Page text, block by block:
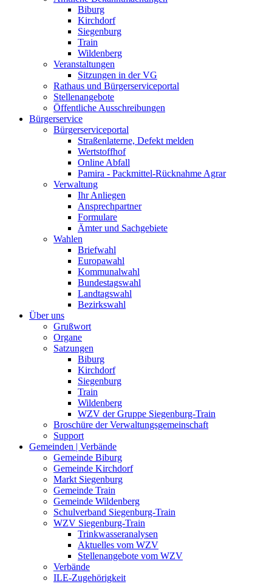
Biburg
Kirchdorf
Siegenburg
Train
Wildenberg
Veranstaltungen
Sitzungen in der VG
Rathaus und Bürgerserviceportal
Stellenangebote
Öffentliche Ausschreibungen
Bürgerservice
Bürgerserviceportal
Straßenlaterne, Defekt melden
Wertstoffhof
Online Abfall
Pamira - Packmittel-Rücknahme Agrar
Verwaltung
Ihr Anliegen
Ansprechpartner
Formulare
Ämter und Sachgebiete
Wahlen
Briefwahl
Europawahl
Kommunalwahl
Bundestagswahl
Landtagswahl
Bezirkswahl
Über uns
Grußwort
Organe
Satzungen
Biburg
Kirchdorf
Siegenburg
Train
Wildenberg
WZV der Gruppe Siegenburg-Train
Broschüre der Verwaltungsgemeinschaft
Support
Gemeinden | Verbände
Gemeinde Biburg
Gemeinde Kirchdorf
Markt Siegenburg
Gemeinde Train
Gemeinde Wildenberg
Schulverband Siegenburg-Train
WZV Siegenburg-Train
Trinkwasseranalysen
Aktuelles vom WZV
Stellenangebote vom WZV
Verbände
ILE-Zugehörigkeit